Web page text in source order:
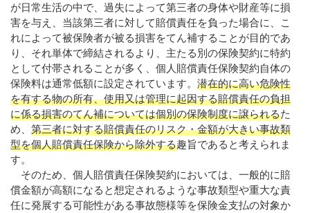
が日常生活の中で、過失によって第三者の身体や財産等に損
害を与え、当該第三者に対して賠償責任を負った場合に、こ
れによって被保険者が被る損害をてん補することが目的であ
り、それ単体で締結されるより、主たる別の保険契約に特約
として付帯されることが多く、個人賠償責任保険契約自体の
保険料は通常低額に設定されています。 潜在的に高い危険性
を有する物の所有、使用又は管理に起因する賠償責任の負担
に係る損害のてん補については個別の保険制度に譲られるた
め、 第三者に対する賠償責任のリスク・金額が大きい事故類
型を個人賠償責任保険から除外する趣旨であると考えられま
す。
そのため、個人賠償責任保険契約においては、一般的に賠
償金額が高額になると想定されるような事故類型や重大な責
任に発展する可能性がある事故態様等を保険金支払の対象か